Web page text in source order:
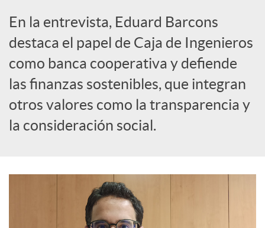
o
c
i
a
l
En la entrevista, Eduard Barcons
destaca el papel de Caja de Ingenieros
como banca cooperativa y defiende
las finanzas sostenibles, que integran
otros valores como la transparencia y
la consideración social.